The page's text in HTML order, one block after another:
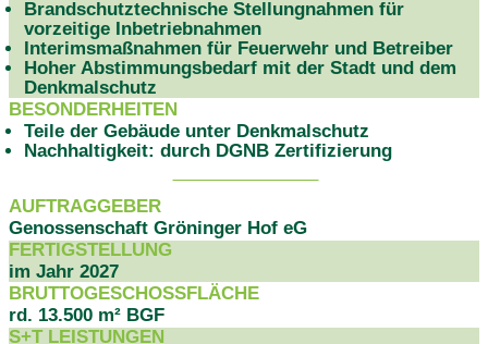
Brandschutztechnische Stellungnahmen für
vorzeitige Inbetriebnahmen
Interimsmaßnahmen für Feuerwehr und Betreiber
Hoher Abstimmungsbedarf mit der Stadt und dem
Denkmalschutz
BESONDERHEITEN
Teile der Gebäude unter Denkmalschutz
Nachhaltigkeit: durch DGNB Zertifizierung
AUFTRAGGEBER
Genossenschaft Gröninger Hof eG
FERTIGSTELLUNG
im Jahr 2027
BRUTTOGESCHOSSFLÄCHE
rd. 13.500 m² BGF
S+T LEISTUNGEN